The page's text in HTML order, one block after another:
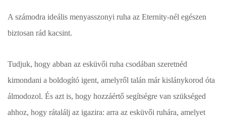
A számodra ideális menyasszonyi ruha az Eternity-nél egészen
biztosan rád kacsint.
Tudjuk, hogy abban az esküvői ruha csodában szeretnéd
kimondani a boldogító igent, amelyről talán már kislánykorod óta
álmodozol. És azt is, hogy hozzáértő segítségre van szükséged
ahhoz, hogy rátalálj az igazira: arra az esküvői ruhára, amelyet